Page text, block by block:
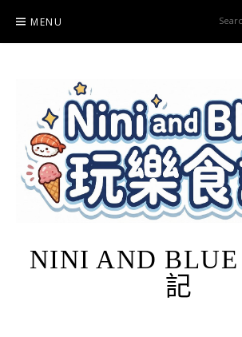
content
MENU
NINI AND BLUE
記